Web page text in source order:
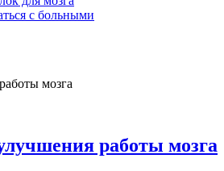
с больными
работы мозга